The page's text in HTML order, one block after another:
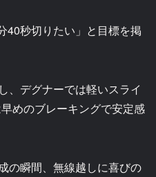
40秒切りたい」と目標を掲
、デグナーでは軽いスライ
めのブレーキングで安定感
の瞬間、無線越しに喜びの